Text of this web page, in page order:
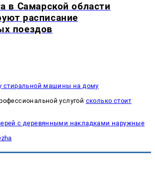
в Самарской области
расписание
поездов
стиральной машины на дому
услугой сколько стоит
с деревянными накладками наружные